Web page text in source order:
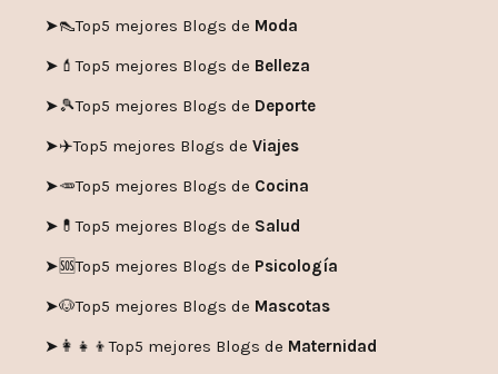
➤👠Top5 mejores Blogs de Moda
➤💄Top5 mejores Blogs de Belleza
➤🎾Top5 mejores Blogs de Deporte
➤✈️Top5 mejores Blogs de Viajes
➤🥕Top5 mejores Blogs de Cocina
➤💊Top5 mejores Blogs de Salud
➤🆘Top5 mejores Blogs de Psicología
➤🐶Top5 mejores Blogs de Mascotas
➤👩‍👧‍👦Top5 mejores Blogs de Maternidad